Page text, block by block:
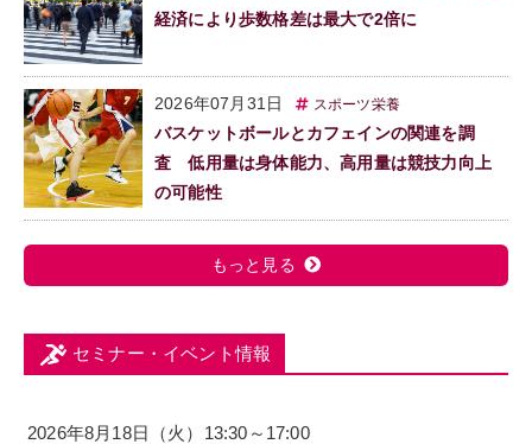
経済により歩数格差は最大で2倍に
2026年07月31日 スポーツ栄養
バスケットボールとカフェインの関連を調
査 低用量は身体能力、高用量は競技力向上
の可能性
もっと見る
セミナー・イベント情報
2026年8月18日（火）13:30～17:00